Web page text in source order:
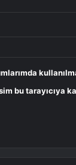
bu tarayıcıya